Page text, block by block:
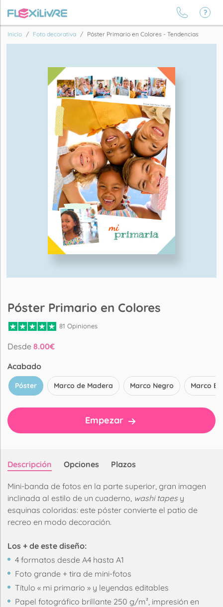
Inicio Foto decorativa Póster Primario en Colores - Tendencias
Póster Primario en Colores
81 Opiniones
Desde 8.00€
Acabado
Póster Marco de Madera Marco Negro Marco
Empezar
Descripción Opciones Plazos
Mini-banda de fotos en la parte superior, gran imagen
inclinada al estilo de un cuaderno, washi tapes y
esquinas coloridas: este póster convierte el patio de
recreo en modo decoración.
Los + de este diseño:
4 formatos desde A4 hasta A1
Foto grande + tira de mini-fotos
Título « mi primario » y leyendas editables
Papel fotográfico brillante 250 g/m², impresión en